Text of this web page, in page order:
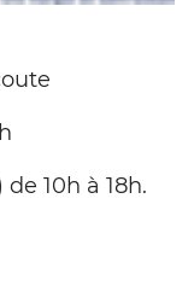
10h à 18h.